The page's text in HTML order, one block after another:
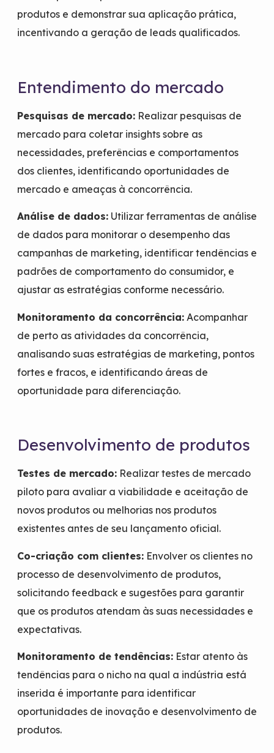
produtos e demonstrar sua aplicação prática,
incentivando a geração de leads qualificados.
Entendimento do mercado
Pesquisas de mercado:Realizar pesquisas de
mercado para coletar insights sobre as
necessidades, preferências e comportamentos
dos clientes, identificando oportunidades de
mercado e ameaças à concorrência.
Análise de dados:Utilizar ferramentas de análise
de dados para monitorar o desempenho das
campanhas de marketing, identificar tendências e
padrões de comportamento do consumidor, e
ajustar as estratégias conforme necessário.
Monitoramento da concorrência:Acompanhar
de perto as atividades da concorrência,
analisando suas estratégias de marketing, pontos
fortes e fracos, e identificando áreas de
oportunidade para diferenciação.
Desenvolvimento de produtos
Testes de mercado:Realizar testes de mercado
piloto para avaliar a viabilidade e aceitação de
novos produtos ou melhorias nos produtos
existentes antes de seu lançamento oficial.
Co-criação com clientes:Envolver os clientes no
processo de desenvolvimento de produtos,
solicitando feedback e sugestões para garantir
que os produtos atendam às suas necessidades e
expectativas.
Monitoramento de tendências:Estar atento às
tendências para o nicho na qual a indústria está
inserida é importante para identificar
oportunidades de inovação e desenvolvimento de
produtos.